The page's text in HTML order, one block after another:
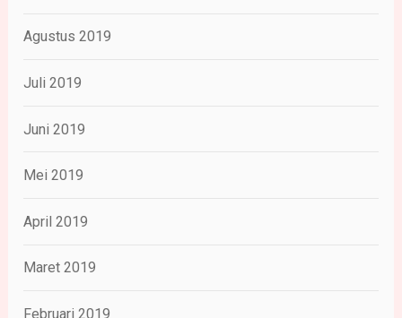
Agustus 2019
Juli 2019
Juni 2019
Mei 2019
April 2019
Maret 2019
Februari 2019